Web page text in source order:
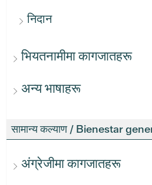
निदान
भियतनामीमा कागजातहरू
अन्य भाषाहरू
सामान्य कल्याण / Bienestar
अंग्रेजीमा कागजातहरू